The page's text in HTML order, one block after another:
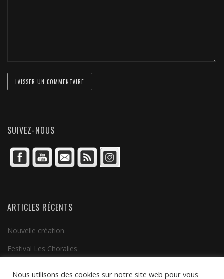
SUIVEZ-NOUS
ARTICLES RÉCENTS
Nouvelle création
Festival Les Choralies
Nous utilisons des cookies sur notre site web pour vous